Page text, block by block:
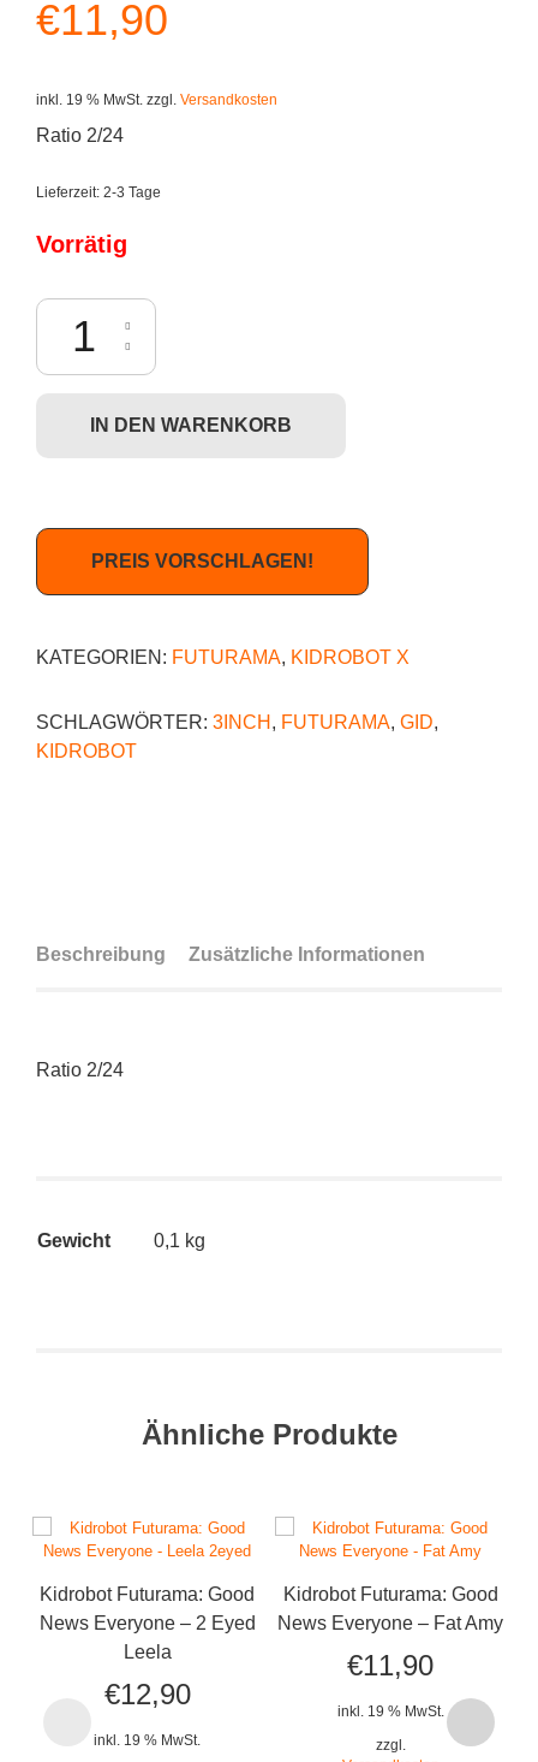
€11,90
inkl. 19 % MwSt. zzgl. Versandkosten
Ratio 2/24
Lieferzeit: 2-3 Tage
Vorrätig
Kidrobot Futurama: Universe X - Kif Menge
IN DEN WARENKORB
PREIS VORSCHLAGEN!
KATEGORIEN: FUTURAMA, KIDROBOT X
SCHLAGWÖRTER: 3INCH , FUTURAMA, GID,
KIDROBOT
Beschreibung Zusätzliche Informationen
Ratio 2/24
Gewicht 0,1 kg
Ähnliche Produkte
Kidrobot Futurama: Good
News Everyone – 2 Eyed
Leela
€12,90
inkl. 19 % MwSt.
Kidrobot Futurama: Good
News Everyone – Fat Amy
€11,90
inkl. 19 % MwSt.
zzgl.